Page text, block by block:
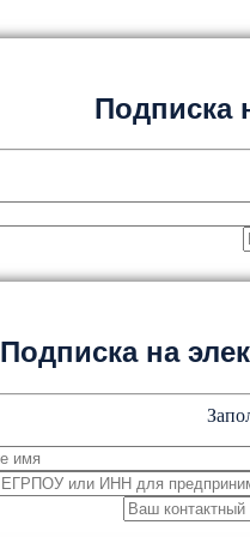
Подписка
Подписка на